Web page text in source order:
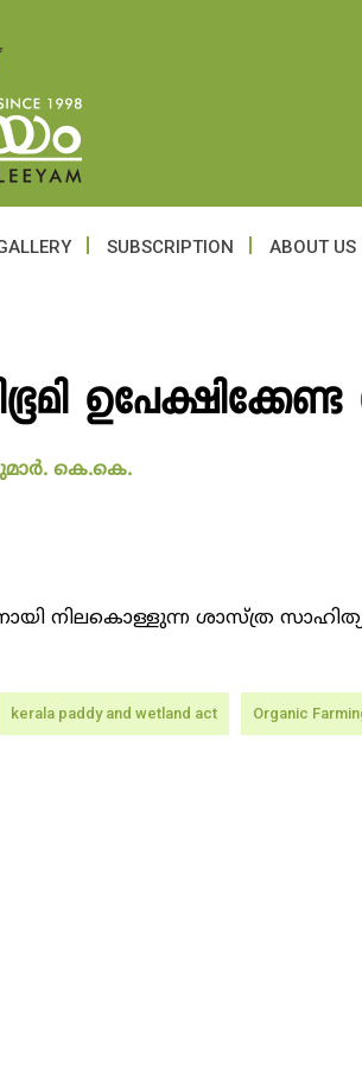
SUBSCRIPTION ABOUT US
കെ.കെ.
നിലകൊള്ളുന്ന
kerala paddy and wetland act Organic